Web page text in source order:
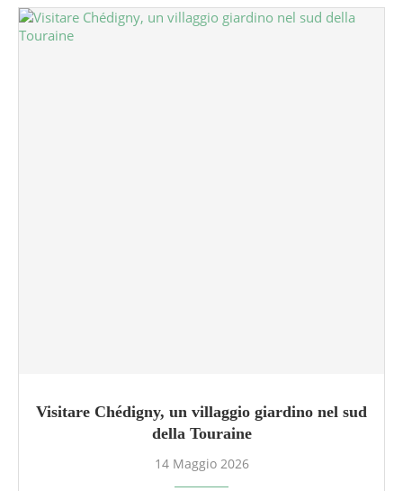
Visitare Chédigny, un villaggio giardino nel sud
della Touraine
14 Maggio 2026